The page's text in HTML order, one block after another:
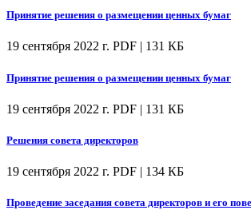
Принятие решения о размещении ценных бумаг
19 сентября 2022 г. PDF | 131 КБ
Принятие решения о размещении ценных бумаг
19 сентября 2022 г. PDF | 131 КБ
Решения совета директоров
19 сентября 2022 г. PDF | 134 КБ
Проведение заседания совета директоров и его